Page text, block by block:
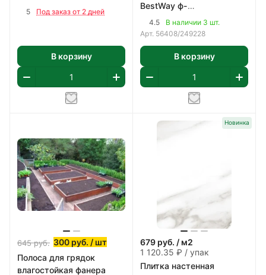
прочная котловая сталь
5 Под заказ от 2 дней
В корзину
BestWay ф-
насос,картридж 58093
арт 56408
4.5
В наличии 3 шт.
Арт. 56408/249228
В корзину
645руб. 300 руб. / шт
Полоса для грядок
влагостойкая фанера
Новинка
679 руб. / м2
1 120.35 ₽ / упак
Плитка настенная